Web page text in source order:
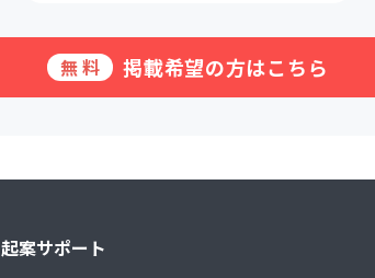
無料 掲載希望の方はこちら
起案サポート